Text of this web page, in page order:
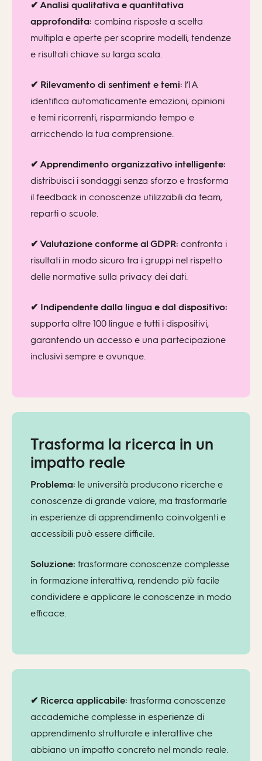
✔ Analisi qualitativa e quantitativa
approfondita: combina risposte a scelta
multipla e aperte per scoprire modelli, tendenze
e risultati chiave su larga scala.
✔ Rilevamento di sentiment e temi: l’IA
identifica automaticamente emozioni, opinioni
e temi ricorrenti, risparmiando tempo e
arricchendo la tua comprensione.
✔ Apprendimento organizzativo intelligente:
distribuisci i sondaggi senza sforzo e trasforma
il feedback in conoscenze utilizzabili da team,
reparti o scuole.
✔ Valutazione conforme al GDPR: confronta i
risultati in modo sicuro tra i gruppi nel rispetto
delle normative sulla privacy dei dati.
✔ Indipendente dalla lingua e dal dispositivo:
supporta oltre 100 lingue e tutti i dispositivi,
garantendo un accesso e una partecipazione
inclusivi sempre e ovunque.
Trasforma la ricerca in un
impatto reale
Problema: le università producono ricerche e
conoscenze di grande valore, ma trasformarle
in esperienze di apprendimento coinvolgenti e
accessibili può essere difficile.
Soluzione: trasformare conoscenze complesse
in formazione interattiva, rendendo più facile
condividere e applicare le conoscenze in modo
efficace.
✔ Ricerca applicabile: trasforma conoscenze
accademiche complesse in esperienze di
apprendimento strutturate e interattive che
abbiano un impatto concreto nel mondo reale.